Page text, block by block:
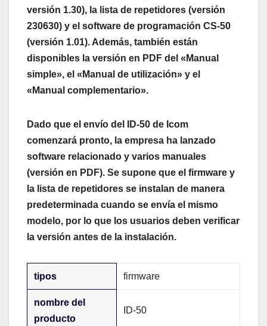
versión 1.30), la lista de repetidores (versión
230630) y el software de programación CS-50
(versión 1.01). Además, también están
disponibles la versión en PDF del «Manual
simple», el «Manual de utilización» y el
«Manual complementario».
Dado que el envío del ID-50 de Icom
comenzará pronto, la empresa ha lanzado
software relacionado y varios manuales
(versión en PDF). Se supone que el firmware y
la lista de repetidores se instalan de manera
predeterminada cuando se envía el mismo
modelo, por lo que los usuarios deben verificar
la versión antes de la instalación.
tipos firmware
nombre del
producto
ID-50